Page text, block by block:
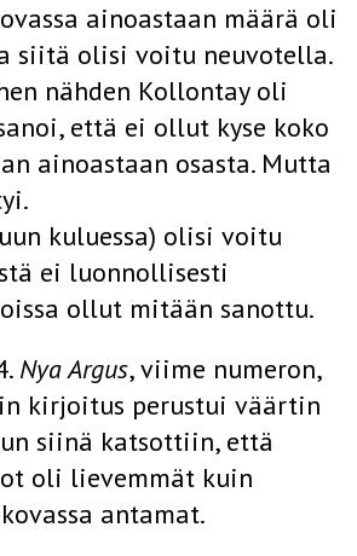
ainoastaan määrä oli
siitä olisi voitu neuvotella.
nähden Kollontay oli
että ei ollut kyse koko
ainoastaan osasta. Mutta
kuluessa) olisi voitu
ei luonnollisesti
ollut mitään sanottu.
Nya Argus, viime numeron,
kirjoitus perustui väärtin
siinä katsottiin, että
oli lievemmät kuin
antamat.